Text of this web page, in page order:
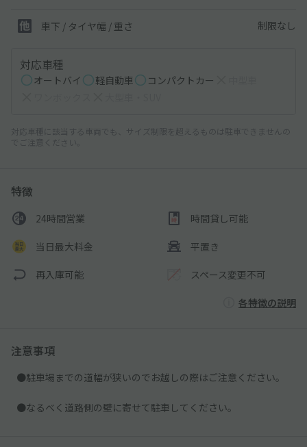
車下 / タイヤ幅 / 重さ 制限なし
対応車種
オートバイ 軽自動車 コンパクトカー
対応車種に該当する車両でも、サイズ制限を超えるものは駐車できませんの
でご注意ください。
特徴
24時間営業 時間貸し可能
当日最大料金 平置き
再入庫可能 スペース変更不可
各特徴の説明
注意事項
●駐車場までの道幅が狭いのでお越しの際はご注意ください。
●なるべく道路側の壁に寄せて駐車してください。